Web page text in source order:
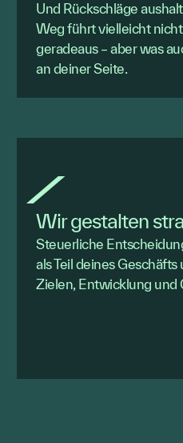
Und Rückschläge
Weg führt vielleicht
geradeaus – aber was
an deiner Seite.
Wir gestalten
Steuerliche
als Teil deines
Zielen, Entwicklung und